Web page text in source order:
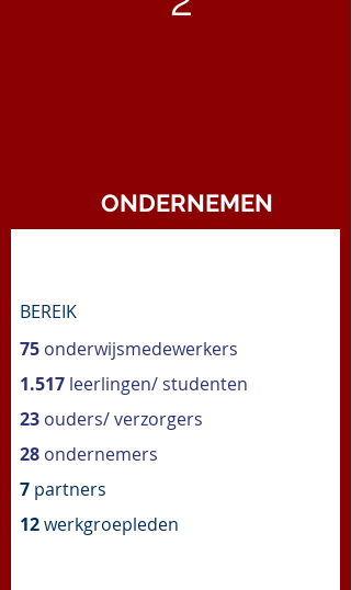
ONDERNEMEN
BEREIK
75 onderwijsmedewerkers
1.517 leerlingen/ studenten
23 ouders/ verzorgers
28 ondernemers
7 partners
12werkgroepleden